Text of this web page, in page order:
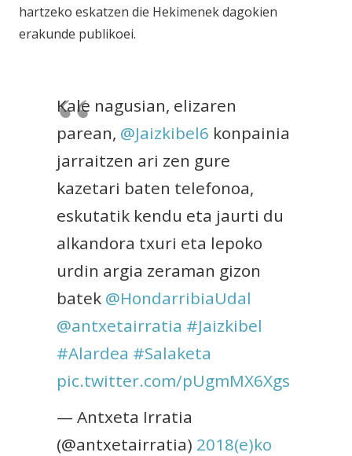
hartzeko eskatzen die Hekimenek dagokien
erakunde publikoei.
Kale nagusian, elizaren
parean, @Jaizkibel6 konpainia
jarraitzen ari zen gure
kazetari baten telefonoa,
eskutatik kendu eta jaurti du
alkandora txuri eta lepoko
urdin argia zeraman gizon
batek @HondarribiaUdal
@antxetairratia #Jaizkibel
#Alardea #Salaketa
pic.twitter.com/pUgmMX6Xgs
— Antxeta Irratia
(@antxetairratia) 2018(e)ko